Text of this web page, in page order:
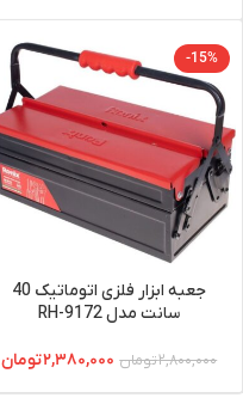
-15%
جعبه ابزار فلزی اتوماتیک 40
سانت مدل RH-9172
۲,۸۰۰,۰۰۰تومان ۲,۳۸۰,۰۰۰تومان